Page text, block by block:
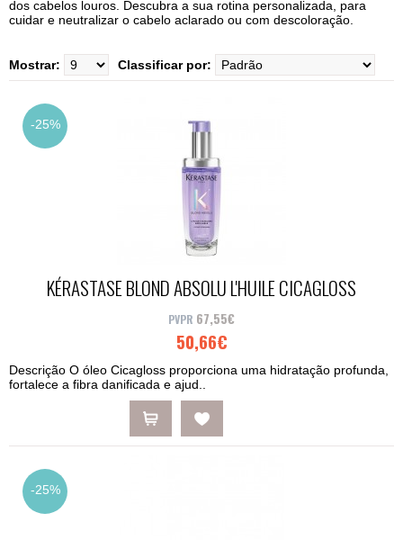
dos cabelos louros. Descubra a sua rotina personalizada, para
cuidar e neutralizar o cabelo aclarado ou com descoloração.
Mostrar: Classificar por:
-25%
KÉRASTASE BLOND ABSOLU L'HUILE CICAGLOSS
RECARREGÁVEL 75ML
67,55€
50,66€
Descrição O óleo Cicagloss proporciona uma hidratação profunda,
fortalece a fibra danificada e ajud..
-25%